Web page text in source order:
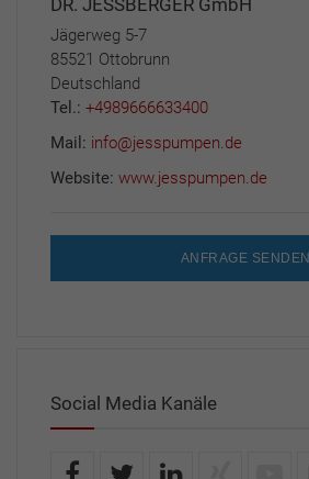
DR. JESSBERGER GmbH
Jägerweg 5-7
85521 Ottobrunn
Deutschland
Tel.: +4989666633400
Mail: info@jesspumpen.de
Website: www.jesspumpen.de
ANFRAGE SENDEN
Social Media Kanäle